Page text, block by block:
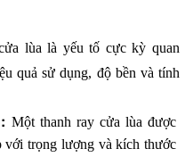
lùa là yếu tố cực kỳ quan
quả sử dụng, độ bền và tính
Một thanh ray cửa lùa được
với trọng lượng và kích thước